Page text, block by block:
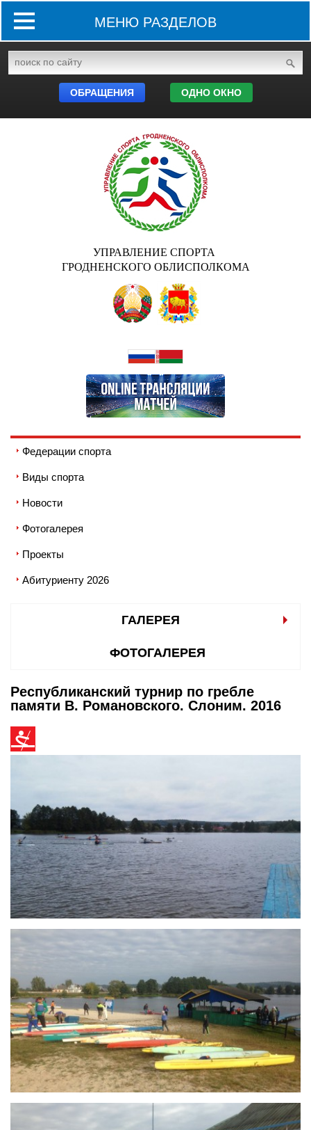
МЕНЮ РАЗДЕЛОВ
ОБРАЩЕНИЯ ОДНО ОКНО
УПРАВЛЕНИЕ СПОРТА
ГРОДНЕНСКОГО ОБЛИСПОЛКОМА
Федерации спорта
Виды спорта
Новости
Фотогалерея
Проекты
Абитуриенту 2026
ГАЛЕРЕЯ
ФОТОГАЛЕРЕЯ
Республиканский турнир по гребле
памяти В. Романовского. Слоним. 2016